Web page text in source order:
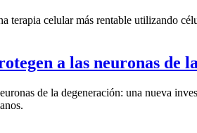
terapia celular más rentable utilizando
a las neuronas de
de la degeneración: una nueva